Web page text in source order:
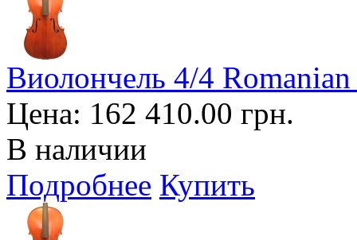
Виолончель 4/4
Цена: 162 410.00 грн.
В наличии
Подробнее Купить